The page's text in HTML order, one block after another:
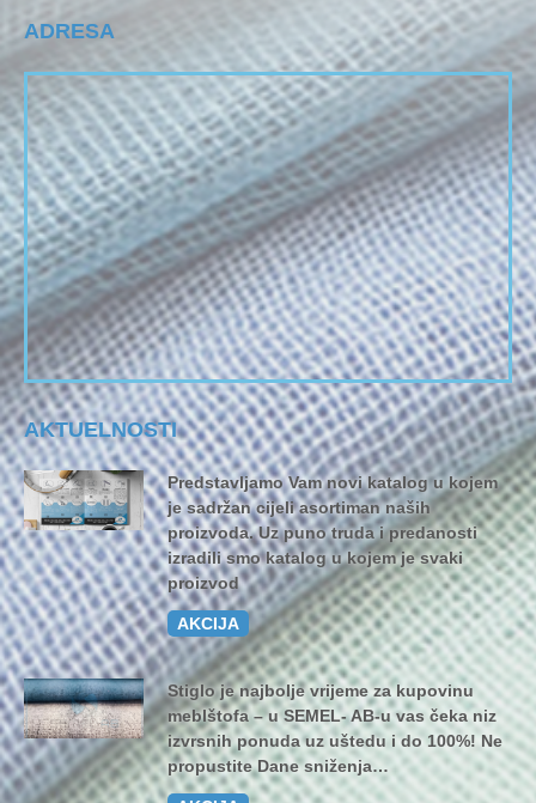
ADRESA
AKTUELNOSTI
Predstavljamo Vam novi katalog u kojem
je sadržan cijeli asortiman naših
proizvoda. Uz puno truda i predanosti
izradili smo katalog u kojem je svaki
proizvod
AKCIJA
Stiglo je najbolje vrijeme za kupovinu
meblštofa – u SEMEL- AB-u vas čeka niz
izvrsnih ponuda uz uštedu i do 100%! Ne
propustite Dane sniženja…